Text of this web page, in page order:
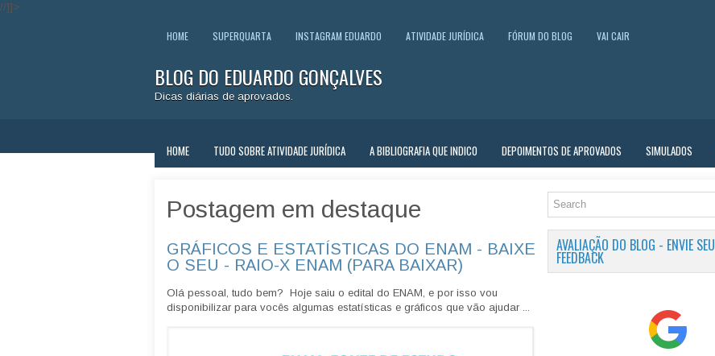
//]]>
HOME SUPERQUARTA INSTAGRAM EDUARDO ATIVIDADE JURÍDICA FÓRUM DO BLOG VAI CAIR
BLOG DO EDUARDO GONÇALVES
Dicas diárias de aprovados.
HOME TUDO SOBRE ATIVIDADE JURÍDICA A BIBLIOGRAFIA QUE INDICO DEPOIMENTOS DE APROVADOS SIMULADOS
Postagem em destaque
GRÁFICOS E ESTATÍSTICAS DO ENAM - BAIXE
O SEU - RAIO-X ENAM (PARA BAIXAR)
Olá pessoal, tudo bem? Hoje saiu o edital do ENAM, e por isso vou
disponibilizar para vocês algumas estatísticas e gráficos que vão ajudar ...
AVALIAÇÃO DO BLOG - ENVIE SEU
FEEDBACK